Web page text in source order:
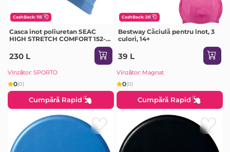
CashBack: 115
Casca inot poliuretan SEAC
HIGH STRETCH COMFORT 152-
230 L
Vînzător: SPORTO
0(0)
Cumpără Rapid
CashBack: 20
Bestway Căciulă pentru înot, 3
culori, 14+
39 L
Vînzător: Magnat
0(0)
Cumpără Rapid